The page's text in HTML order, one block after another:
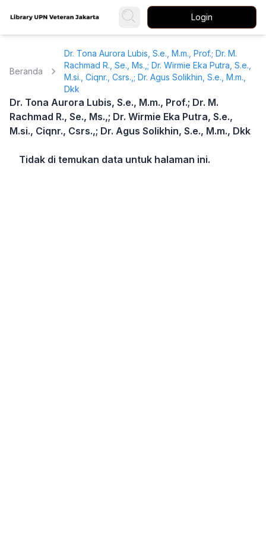
Login
Beranda
Dr. Tona Aurora Lubis, S.e., M.m., Prof.; Dr. M.
Rachmad R., Se., Ms.,; Dr. Wirmie Eka Putra, S.e.,
M.si., Ciqnr., Csrs.,; Dr. Agus Solikhin, S.e., M.m.,
Dkk
Dr. Tona Aurora Lubis, S.e., M.m., Prof.; Dr. M.
Rachmad R., Se., Ms.,; Dr. Wirmie Eka Putra, S.e.,
M.si., Ciqnr., Csrs.,; Dr. Agus Solikhin, S.e., M.m., Dkk
Tidak di temukan data untuk halaman ini.